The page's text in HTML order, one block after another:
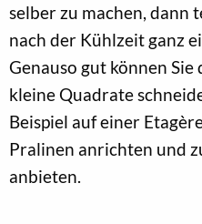
selber zu machen, dann
nach der Kühlzeit ganz
Genauso gut können
kleine Quadrate
Beispiel auf einer
Pralinen anrichten und
anbieten.